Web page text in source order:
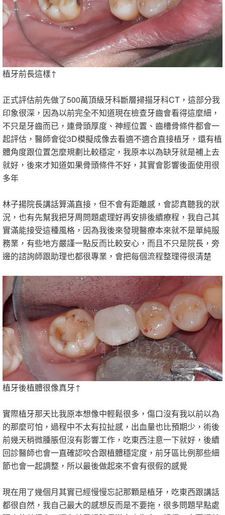
植牙前長這樣↑
正式評估前先做了500萬頂級牙科斷層掃描牙科CT，這部分我
印象很深，因為以前完全不知道現在檢查牙齒會看得這麼細，
不只是牙齒而已，連骨頭厚度、神經位置、齒槽骨條件都會一
起評估，醫師會從3D模擬成像去看適不適合直接植牙，還有植
體角度跟位置怎麼規劃比較穩定，我原本以為缺牙就是補上去
就好，後來才知道如果骨頭條件不好，其實會影響後面使用很
多年
林子揚院長講話算滿直接，但不會有距離感，會認真聽我的狀
況，也有先幫我把牙周問題處理好再安排後續療程，我自己其
實滿能接受這種風格，因為我後來發現醫療本來就不是單純服
務業，有些地方嚴謹一點反而比較安心，而且不只是院長，旁
邊的諮詢師跟助理也都很專業，會把每個流程整理得很清楚
植牙後植體很像真牙↑
實際植牙那天比我原本想像中輕鬆很多，傷口沒有我以前以為
的那麼可怕，過程中不太有拉扯感，出血量也比預期少，術後
前幾天稍微腫脹但沒有影響工作，吃東西注意一下就好，後續
回診醫師也會一直確認咬合跟植體穩定度，前牙區比例那些細
節也會一起調整，所以最後做起來不會有很假的感覺
現在用了幾個月其實已經慢慢忘記那顆是植牙，吃東西跟講話
都很自然，我自己最大的感想反而是不要拖，很多問題早點處